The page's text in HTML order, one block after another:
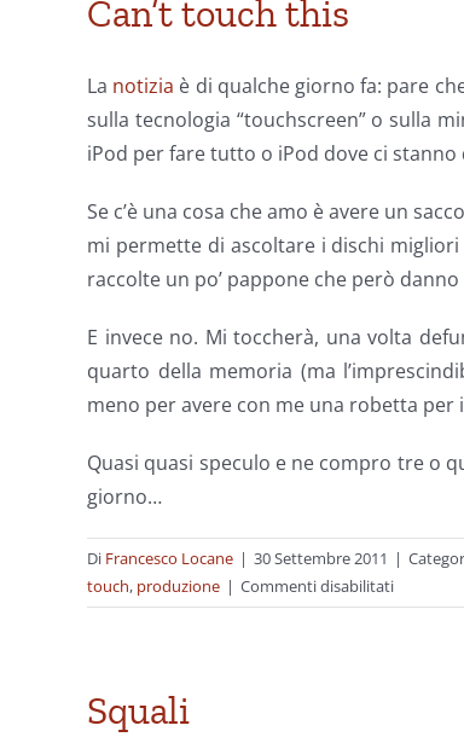
Can’t touch this
La notizia è di qualche giorno fa: pare
sulla tecnologia “touchscreen” o sulla
iPod per fare tutto o iPod dove ci
Se c’è una cosa che amo è avere un
mi permette di ascoltare i dischi
raccolte un po’ pappone che però
E invece no. Mi toccherà, una volta
quarto della memoria (ma
meno per avere con me una robetta per
Quasi quasi speculo e ne compro tre o
giorno…
Di Francesco Locane | 30 Settembre 2011 |
touch, produzione | Commenti disabilitatisu
Can’t
Squali